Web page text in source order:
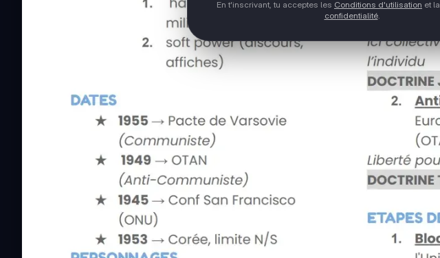
En t'inscrivant, tu acceptes les Conditions d'utilisation et la
confidentialité.